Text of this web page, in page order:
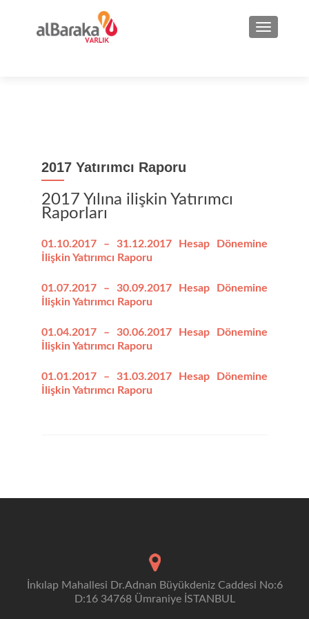
2017 Yatırımcı Raporu
2017 Yılına ilişkin Yatırımcı
Raporları
01.10.2017 – 31.12.2017 Hesap Dönemine
İlişkin Yatırımcı Raporu
01.07.2017 – 30.09.2017 Hesap Dönemine
İlişkin Yatırımcı Raporu
01.04.2017 – 30.06.2017 Hesap Dönemine
İlişkin Yatırımcı Raporu
01.01.2017 – 31.03.2017 Hesap Dönemine
İlişkin Yatırımcı Raporu
İnkılap Mahallesi Dr.Adnan Büyükdeniz Caddesi No:6
D:16 34768 Ümraniye İSTANBUL